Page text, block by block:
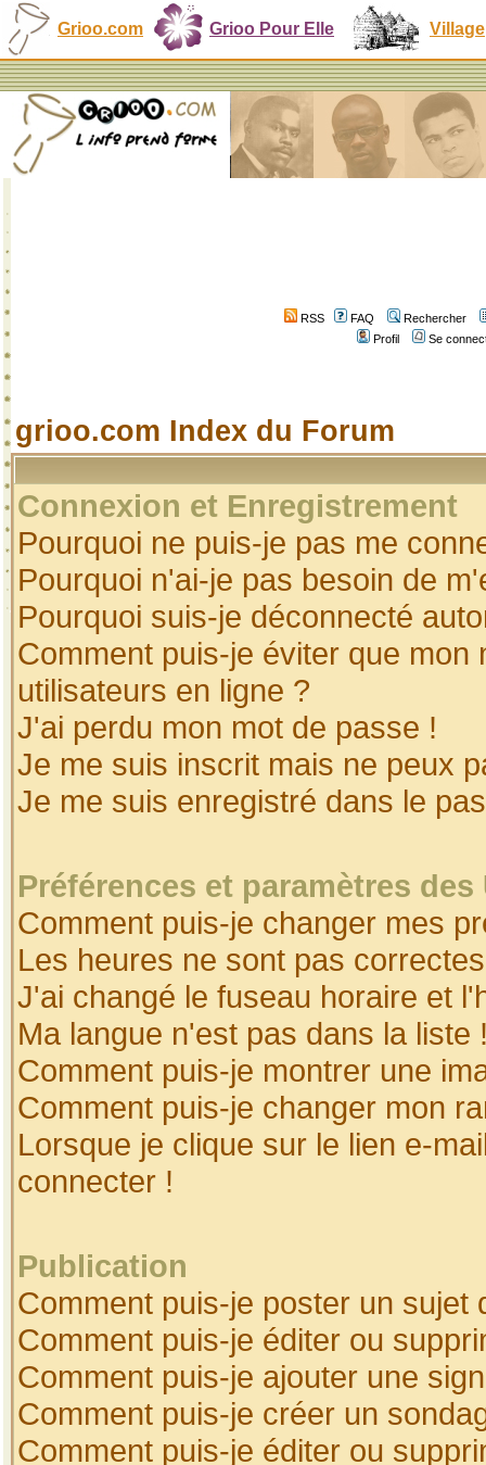
Grioo.com Grioo Pour Elle Village
RSS FAQ
Rechercher
Profil
Se
grioo.com Index du Forum
Connexion et Enregistrement
Pourquoi ne puis-je pas me
Pourquoi n'ai-je pas besoin de
Pourquoi suis-je déconnecté
Comment puis-je éviter que
utilisateurs en ligne ?
J'ai perdu mon mot de passe !
Je me suis inscrit mais ne peux
Je me suis enregistré dans le
Préférences et paramètres
Comment puis-je changer mes
Les heures ne sont pas
J'ai changé le fuseau horaire et
Ma langue n'est pas dans la liste
Comment puis-je montrer une
Comment puis-je changer mon
Lorsque je clique sur le lien e-
connecter !
Publication
Comment puis-je poster un sujet
Comment puis-je éditer ou
Comment puis-je ajouter une
Comment puis-je créer un
Comment puis-je éditer ou